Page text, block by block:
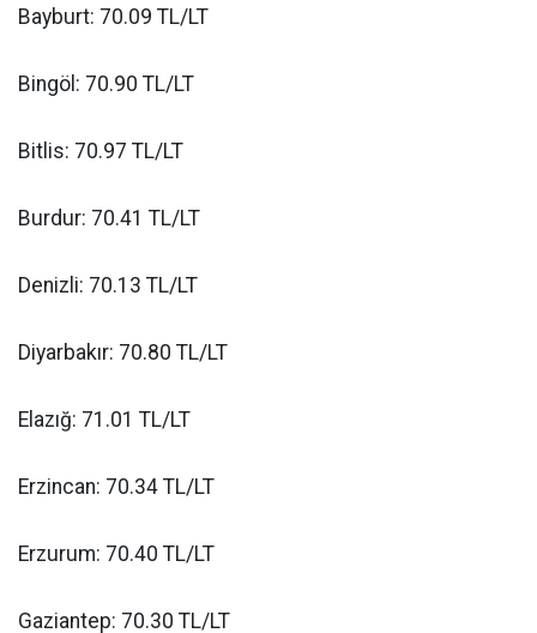
Bayburt: 70.09 TL/LT
Bingöl: 70.90 TL/LT
Bitlis: 70.97 TL/LT
Burdur: 70.41 TL/LT
Denizli: 70.13 TL/LT
Diyarbakır: 70.80 TL/LT
Elazığ: 71.01 TL/LT
Erzincan: 70.34 TL/LT
Erzurum: 70.40 TL/LT
Gaziantep: 70.30 TL/LT